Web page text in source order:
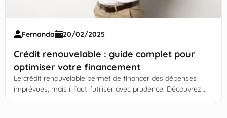
Fernanda 20/02/2025
Crédit renouvelable : guide complet pour
optimiser votre financement
Le crédit renouvelable permet de financer des dépenses
imprévues, mais il faut l’utiliser avec prudence. Découvrez